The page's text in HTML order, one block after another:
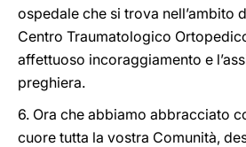
ospedale che si trova nell’ambito
Centro Traumatologico
affettuoso incoraggiamento e
preghiera.
6. Ora che abbiamo abbracciato
cuore tutta la vostra Comunità,